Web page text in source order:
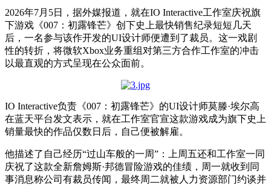
2026年7月5日，据外媒报道，就在IO Interactive工作室庆祝旗
下游戏《007：初露锋芒》创下史上最快销售纪录短短几天
后，一名参与该作开发的UI设计师便遭到了裁员。这一戏剧
性的转折，将微软Xbox业务重组对第三方合作工作室的冲击
以最直观的方式呈现在公众面前。
IO Interactive负责《007：初露锋芒》的UI设计师莫滕·埃尔高
在蓝天平台发文表示，就在工作室官宣这款游戏成为旗下史上
销量最快的作品仅数日后，自己便被解雇。
他描述了自己经历“过山车般的一周”：上周五还和工作室一同
庆祝了这款全新詹姆斯·邦德冒险游戏的佳绩，周一就收到同
事消息称公司有裁员传闻，最终周二就被人力资源部门约谈并